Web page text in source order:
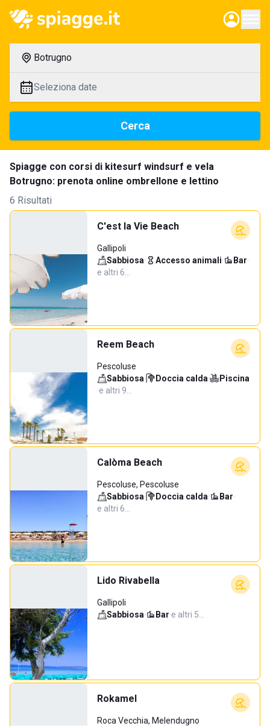
Botrugno
Seleziona date
Cerca
Spiagge con corsi di kitesurf windsurf e vela
Botrugno: prenota online ombrellone e lettino
6 Risultati
C'est la Vie Beach
Gallipoli
Sabbiosa· Accesso animali· Bar·
e altri 6…
Reem Beach
Pescoluse
Sabbiosa· Doccia calda·
Piscina
·e altri 9…
Calòma Beach
Pescoluse, Pescoluse
Sabbiosa· Doccia calda· Bar·
e altri 6…
Lido Rivabella
Gallipoli
Sabbiosa· Bar·e altri 5…
Rokamel
Roca Vecchia, Melendugno